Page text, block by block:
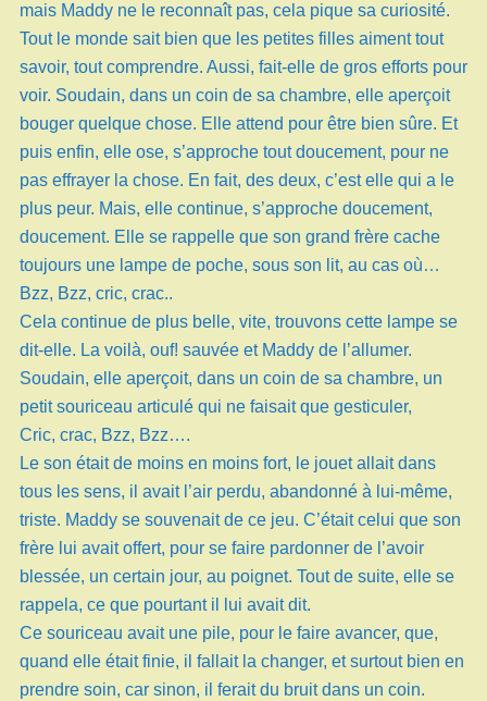
mais Maddy ne le reconnaît pas, cela pique sa curiosité.
Tout le monde sait bien que les petites filles aiment tout
savoir, tout comprendre. Aussi, fait-elle de gros efforts pour
voir. Soudain, dans un coin de sa chambre, elle aperçoit
bouger quelque chose. Elle attend pour être bien sûre. Et
puis enfin, elle ose, s’approche tout doucement, pour ne
pas effrayer la chose. En fait, des deux, c’est elle qui a le
plus peur. Mais, elle continue, s’approche doucement,
doucement. Elle se rappelle que son grand frère cache
toujours une lampe de poche, sous son lit, au cas où…
Bzz, Bzz, cric, crac..
Cela continue de plus belle, vite, trouvons cette lampe se
dit-elle. La voilà, ouf! sauvée et Maddy de l’allumer.
Soudain, elle aperçoit, dans un coin de sa chambre, un
petit souriceau articulé qui ne faisait que gesticuler,
Cric, crac, Bzz, Bzz….
Le son était de moins en moins fort, le jouet allait dans
tous les sens, il avait l’air perdu, abandonné à lui-même,
triste. Maddy se souvenait de ce jeu. C’était celui que son
frère lui avait offert, pour se faire pardonner de l’avoir
blessée, un certain jour, au poignet. Tout de suite, elle se
rappela, ce que pourtant il lui avait dit.
Ce souriceau avait une pile, pour le faire avancer, que,
quand elle était finie, il fallait la changer, et surtout bien en
prendre soin, car sinon, il ferait du bruit dans un coin.